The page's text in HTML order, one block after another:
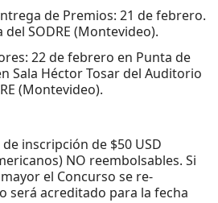
de Premios: 21 de febrero.
SODRE (Montevideo).
22 de febrero en Punta de
Sala Héctor Tosar del Auditorio
(Montevideo).
inscripción de $50 USD
NO reembolsables. Si
el Concurso se re-
será acreditado para la fecha